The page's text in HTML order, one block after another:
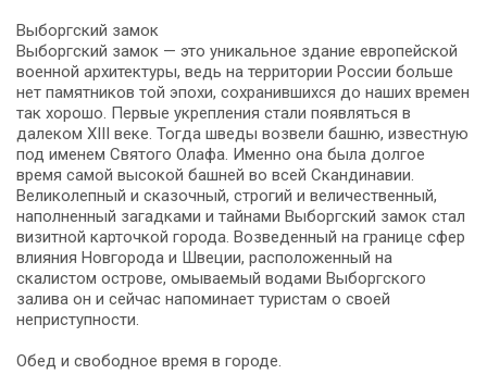
Выборгский замок
Выборгский замок — это уникальное здание европейской
военной архитектуры, ведь на территории России больше
нет памятников той эпохи, сохранившихся до наших времен
так хорошо. Первые укрепления стали появляться в
далеком XIII веке. Тогда шведы возвели башню, известную
под именем Святого Олафа. Именно она была долгое
время самой высокой башней во всей Скандинавии.
Великолепный и сказочный, строгий и величественный,
наполненный загадками и тайнами Выборгский замок стал
визитной карточкой города. Возведенный на границе сфер
влияния Новгорода и Швеции, расположенный на
скалистом острове, омываемый водами Выборгского
залива он и сейчас напоминает туристам о своей
неприступности.
Обед и свободное время в городе.